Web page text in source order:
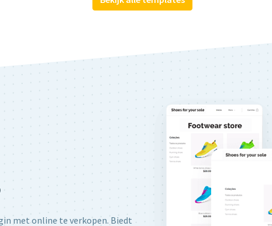
met online te verkopen. Biedt